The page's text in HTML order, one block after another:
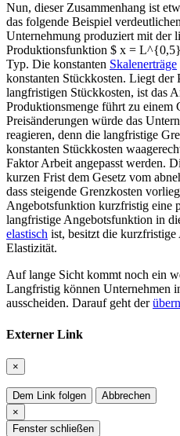
Nun, dieser Zusammenhang ist
das folgende Beispiel
Unternehmung produziert mit der
Produktionsfunktion $ x =
Typ. Die konstanten Skalenerträge
konstanten Stückkosten. Liegt der
langfristigen Stückkosten, ist das
Produktionsmenge führt zu
Preisänderungen würde das
reagieren, denn die langfristige
konstanten Stückkosten
Faktor Arbeit angepasst werden.
kurzen Frist dem Gesetz vom
dass steigende Grenzkosten
Angebotsfunktion kurzfristig eine
langfristige Angebotsfunktion in
elastisch ist, besitzt die
Elastizität.
Auf lange Sicht kommt noch ein
Langfristig können Unternehmen
ausscheiden. Darauf geht der
Externer Link
×
Dem Link folgen
Abbrechen
×
Fenster schließen